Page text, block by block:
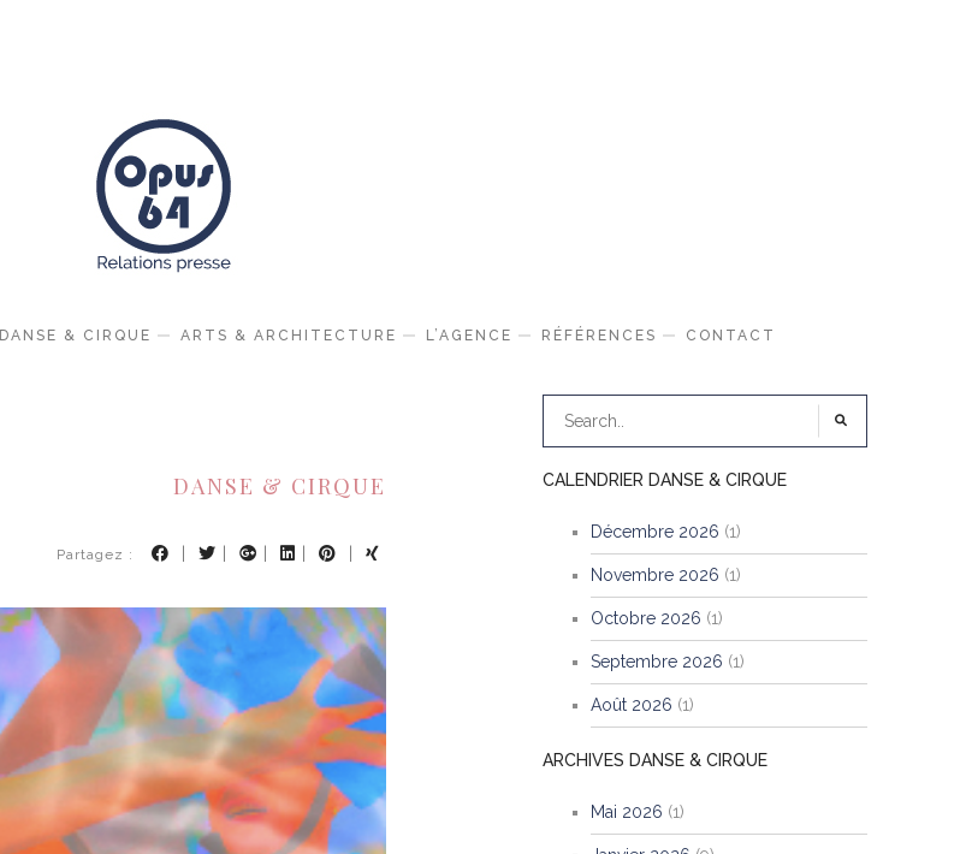
DANSE & CIRQUE ARTS & ARCHITECTURE L’AGENCE RÉFÉRENCES CONTACT
DANSE & CIRQUE
Partagez :
CALENDRIER DANSE & CIRQUE
Décembre 2026 (1)
Novembre 2026 (1)
Octobre 2026 (1)
Septembre 2026 (1)
Août 2026 (1)
ARCHIVES DANSE & CIRQUE
Mai 2026 (1)